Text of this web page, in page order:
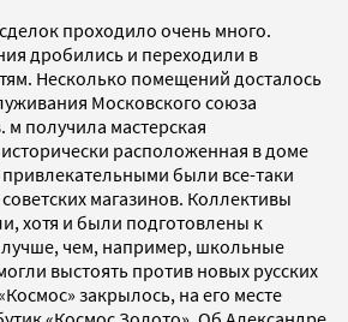
проходило очень много.
дробились и переходили в
Несколько помещений досталось
Московского союза
м получила мастерская
расположенная в доме
были все-таки
магазинов. Коллективы
хотя и были подготовлены к
чем, например, школьные
выстоять против новых русских
закрылось, на его месте